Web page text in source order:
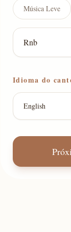
Música Leve
Idioma do
English